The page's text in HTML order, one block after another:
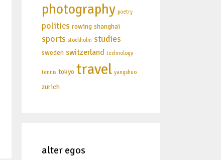
photography poetry
politics rowing shanghai
sports stockholm studies
sweden switzerland technology
tennis tokyo travel yangshuo
zurich
alter egos